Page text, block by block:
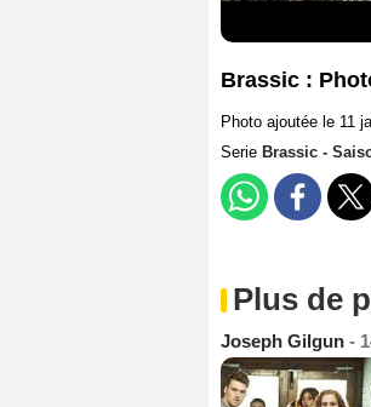
Brassic :
Photo ajoutée le 11
Serie Brassic -
Plus de
Joseph Gilgun -